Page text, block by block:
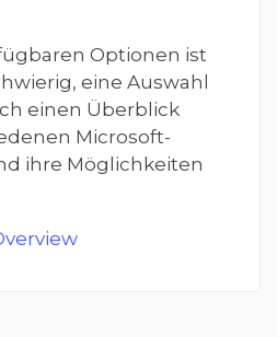
Optionen ist
eine Auswahl
einen Überblick
Microsoft-
ihre Möglichkeiten